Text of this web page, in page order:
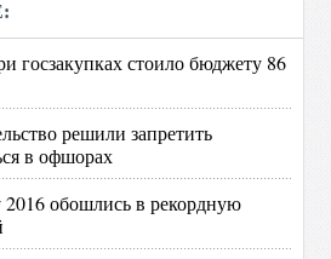
госзакупках стоило бюджету 86
решили запретить
в офшорах
обошлись в рекордную